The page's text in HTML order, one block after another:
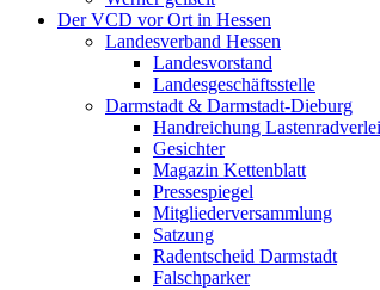
Der VCD vor Ort in Hessen
Landesverband Hessen
Landesvorstand
Landesgeschäftsstelle
Darmstadt & Darmstadt-Dieburg
Handreichung
Gesichter
Magazin Kettenblatt
Pressespiegel
Mitgliederversammlung
Satzung
Radentscheid Darmstadt
Falschparker